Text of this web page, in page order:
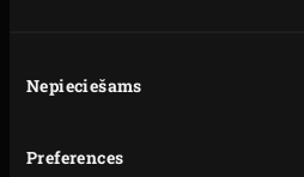
izvēle
Nepieciešams
Preferences
diametrs ir 36 cm. Pēc